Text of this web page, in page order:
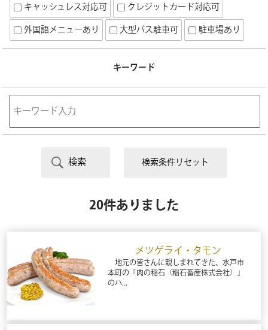
キャッシュレス対応可
クレジットカード対応可
外国語メニューあり
大型バス駐車可 駐車場あり
キーワード
検索条件リセット
20件ありました
メツゲライ・タモン
地元の皆さんに親しまれてきた、水戸市
本町の「肉の稲石（稲石畜産株式会社）」
のハ...